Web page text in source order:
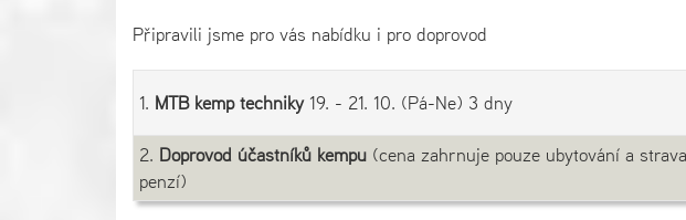
Připravili jsme pro vás nabídku i pro doprovod
1. MTB kemp techniky19. - 21. 10. (Pá-Ne) 3 dny
2. Doprovod účastníků kempu(cena zahrnuje pouze ubytování a
penzí)